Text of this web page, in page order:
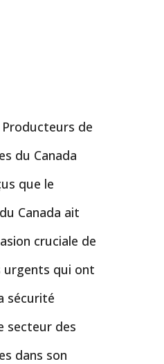
de
du Canada
que le
Canada ait
cruciale de
urgents qui ont
sécurité
secteur des
dans son